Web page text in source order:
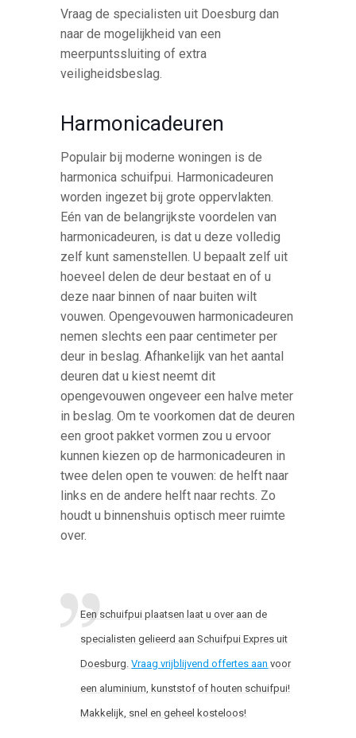
Vraag de specialisten uit Doesburg dan
naar de mogelijkheid van een
meerpuntssluiting of extra
veiligheidsbeslag.
Harmonicadeuren
Populair bij moderne woningen is de
harmonica schuifpui. Harmonicadeuren
worden ingezet bij grote oppervlakten.
Eén van de belangrijkste voordelen van
harmonicadeuren, is dat u deze volledig
zelf kunt samenstellen. U bepaalt zelf uit
hoeveel delen de deur bestaat en of u
deze naar binnen of naar buiten wilt
vouwen. Opengevouwen harmonicadeuren
nemen slechts een paar centimeter per
deur in beslag. Afhankelijk van het aantal
deuren dat u kiest neemt dit
opengevouwen ongeveer een halve meter
in beslag. Om te voorkomen dat de deuren
een groot pakket vormen zou u ervoor
kunnen kiezen op de harmonicadeuren in
twee delen open te vouwen: de helft naar
links en de andere helft naar rechts. Zo
houdt u binnenshuis optisch meer ruimte
over.
Een schuifpui plaatsen laat u over aan de
specialisten gelieerd aan Schuifpui Expres uit
Doesburg.Vraag vrijblijvend offertes aan voor
een aluminium, kunststof of houten schuifpui!
Makkelijk, snel en geheel kosteloos!